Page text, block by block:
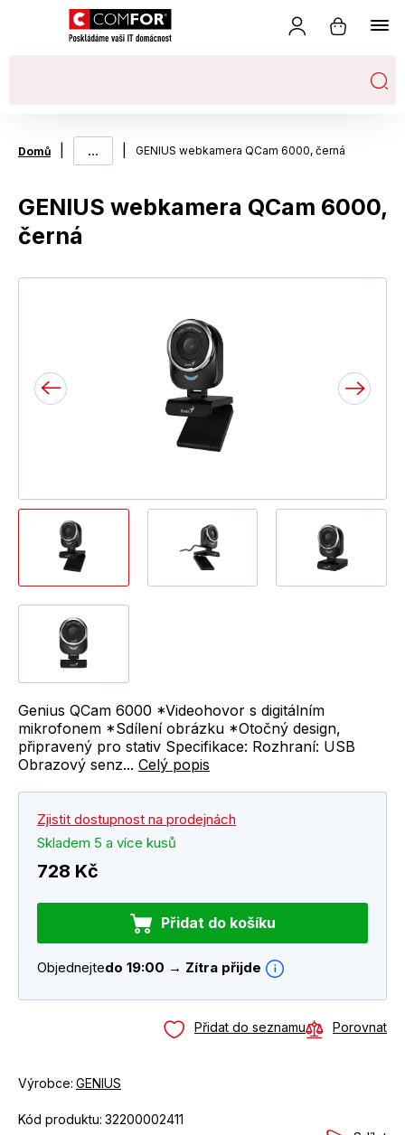
Domů ... GENIUS webkamera QCam 6000, černá
GENIUS webkamera QCam 6000,
černá
Genius QCam 6000 *Videohovor s digitálním
mikrofonem *Sdílení obrázku *Otočný design,
připravený pro stativ Specifikace: Rozhraní: USB
Obrazový senz... Celý popis
Zjistit dostupnost na prodejnách
Skladem 5 a více kusů
728 Kč
Přidat do košíku
Objednejtedo 19:00 → Zítra přijde
Přidat do seznamu Porovnat
Výrobce: GENIUS
Kód produktu: 32200002411